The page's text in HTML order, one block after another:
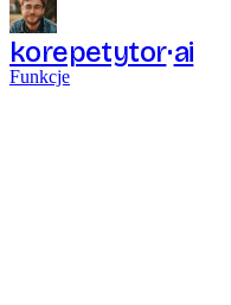
korepetytor ai
Funkcje